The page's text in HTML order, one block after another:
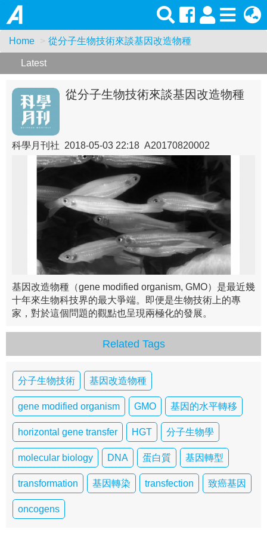
Home 從分子生物技術來談基因改造物種
Latest
從分子生物技術來談基因改造物種
科學月刊社 2018-05-03 22:18 A20170820002
基因改造物種（gene modified organism, GMO）是最近幾
十年來生物科技界的最大爭端。即便是生物技術上的專
家，對於這個問題的觀點也呈現兩極化的發展。
Related Tags
分子生物技術 基因改造物種
gene modified organism GMO 基因的水平轉移
horizontal gene transfer HGT 分子生物學
molecular biology DNA 蛋白質 基因轉型
transformation 基因轉染 transfection 致癌基因
oncogens